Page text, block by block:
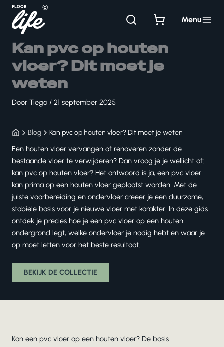
inhoud
Menu
Kan pvc op houten
vloer? Dit moet je
weten
Door Tiego / 21 september 2025
Blog Kan pvc op houten vloer? Dit moet je weten
Een houten vloer vervangen of renoveren zonder de
bestaande vloer te verwijderen? Dan vraag je je wellicht af:
kan pvc op houten vloer? Het antwoord is ja, een pvc vloer
kan prima op een houten vloer geplaatst worden. Met de
juiste voorbereiding en ondervloer creëer je een duurzame,
stabiele basis voor je nieuwe vloer met karakter. In deze gids
ontdek je precies hoe je een pvc vloer op een houten
ondergrond legt, welke ondervloer je nodig hebt en waar je
op moet letten voor het beste resultaat.
BEKIJK DE COLLECTIE
Kan een pvc vloer op een houten vloer? De basis